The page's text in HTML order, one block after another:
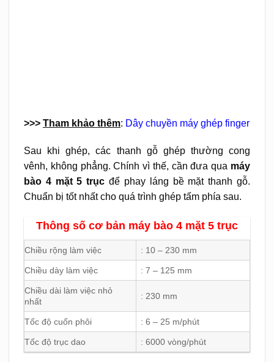
>>> Tham khảo thêm: Dây chuyền máy ghép finger
Sau khi ghép, các thanh gỗ ghép thường cong
vênh, không phẳng. Chính vì thế, cần đưa qua máy
bào 4 mặt 5 trục để phay láng bề mặt thanh gỗ.
Chuẩn bị tốt nhất cho quá trình ghép tấm phía sau.
Thông số cơ bản máy bào 4 mặt 5 trục
Chiều rộng làm việc : 10 – 230 mm
Chiều dày làm việc : 7 – 125 mm
Chiều dài làm việc nhỏ
nhất
: 230 mm
Tốc độ cuốn phôi : 6 – 25 m/phút
Tốc độ trục dao : 6000 vòng/phút